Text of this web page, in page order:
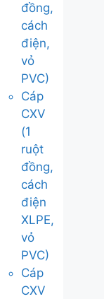
đồng,
cách
điện,
vỏ
PVC)
Cáp
CXV
(1
ruột
đồng,
cách
điện
XLPE,
vỏ
PVC)
Cáp
CXV